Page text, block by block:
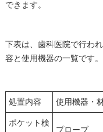
できます。
下表は、歯科医院で行わ
容と使用機器の一覧です。
処置内容 使用機器・
ポケット検
プローブ